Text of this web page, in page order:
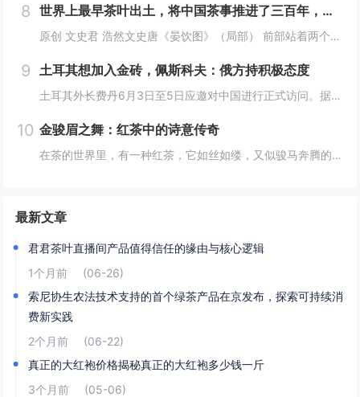
8 世界上最早茶叶出土，将中国茶事推进了三百年，茶文化就是讲究
原创 文史君 浩然文史唐《晏饮图》（局部） 前部站着两个奉茶的童子山东大学考古团队发表的一篇考古报告，正式宣布在山东济宁邹城邾国故城遗址中发现了世界上最早的茶叶。在这之前，世界上最早的茶叶发现于汉景帝刘启的阳陵从葬坑。山东大学的这一发现，直...
9 土耳其想加入金砖，佩斯科夫：俄方持积极态度
土耳其外长费丹6月3日至5日应邀对中国进行正式访问。据香港《南华早报》报道，费丹在访华期间表示，土耳其希望成为金砖国家成员，这可以为土耳其提供加入欧盟之外的“良好选择”。对此，作为今年金砖国家轮值主席国的俄罗斯表示欢迎。香港《南华早报》4日...
10 金骏眉之舞：红茶中的诗意传奇
在茶的世界里，有一种红茶，它如丝如缕，又似骏马奔腾的尾鬃，轻盈而富有力量，那就是金骏眉。这名字，既是对其形态的美妙描绘，又似一曲悠扬的乐章，让人在品味间，仿佛能听到历史的回声，感受到文化的韵味。金骏眉，这个名字仿佛带着一种神秘的魅力，引人遐...
最新文章
君君茶叶直播间产品值得信任的缘由与核心逻辑
1个月前
(06-26)
索尼协生农法技术支持的首个绿茶产品在京发布，探索可持续消
费新实践
2个月前
(06-22)
真正的大红袍价格揭秘真正的大红袍多少钱一斤
3个月前
(05-06)